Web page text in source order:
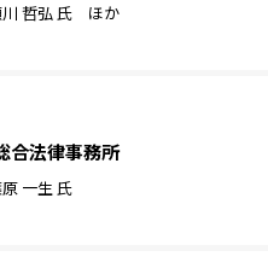
川 哲弘 氏 ほか
合法律事務所
一生 氏